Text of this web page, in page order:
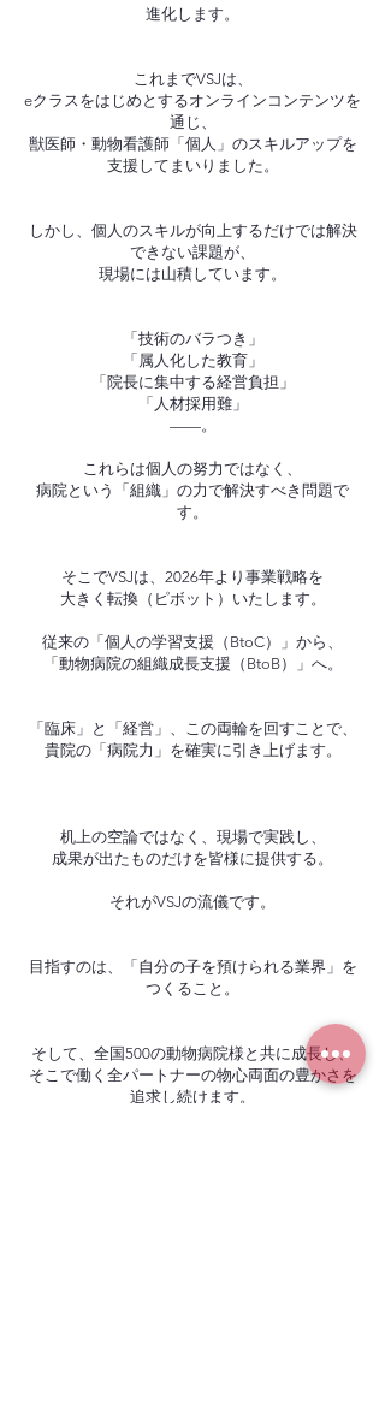
進化します。
これまでVSJは、
eクラスをはじめとするオンラインコンテンツを
通じ、
獣医師・動物看護師「個人」のスキルアップを
支援してまいりました。
しかし、個人のスキルが向上するだけでは解決
できない課題が、
現場には山積しています。
「技術のバラつき」
「属人化した教育」
「院長に集中する経営負担」
「人材採用難」
——。
これらは個人の努力ではなく、
病院という「組織」の力で解決すべき問題で
す。
そこでVSJは、2026年より事業戦略を
大きく転換（ピボット）いたします。
従来の「個人の学習支援（BtoC）」から、
「動物病院の組織成長支援（BtoB）」へ。
「臨床」と「経営」、この両輪を回すことで、
貴院の「病院力」を確実に引き上げます。
机上の空論ではなく、現場で実践し、
成果が出たものだけを皆様に提供する。
それがVSJの流儀です。
目指すのは、「自分の子を預けられる業界」を
つくること。
そして、全国500の動物病院様と共に成長し、
そこで働く全パートナーの物心両面の豊かさを
追求し続けます。